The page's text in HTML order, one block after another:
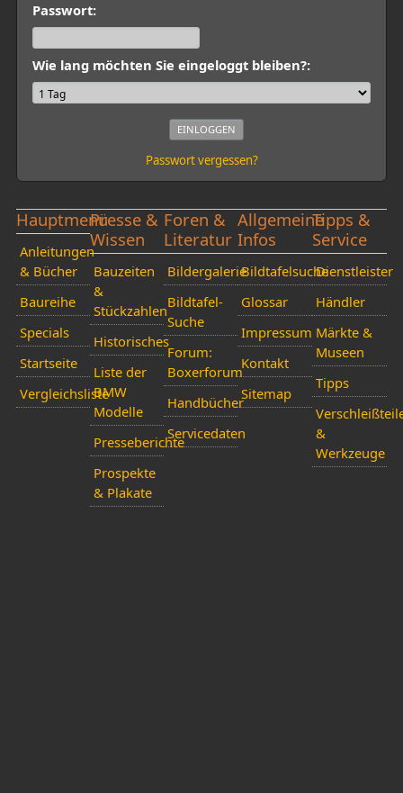
Passwort:
Wie lang möchten Sie eingeloggt bleiben?:
Passwort vergessen?
Hauptmenü
Anleitungen
& Bücher
Baureihe
Specials
Startseite
Vergleichsliste
Presse &
Wissen
Bauzeiten
&
Stückzahlen
Historisches
Liste der
BMW
Modelle
Presseberichte
Prospekte
& Plakate
Foren &
Literatur
Bildergalerie
Bildtafel-
Suche
Forum:
Boxerforum
Handbücher
Servicedaten
Allgemeine
Infos
Bildtafelsuche
Glossar
Impressum
Kontakt
Sitemap
Tipps &
Service
Dienstleister
Händler
Märkte &
Museen
Tipps
&
Werkzeuge